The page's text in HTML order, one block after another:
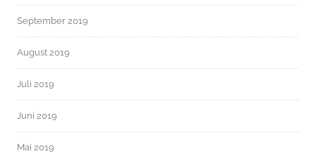
September 2019
August 2019
Juli 2019
Juni 2019
Mai 2019